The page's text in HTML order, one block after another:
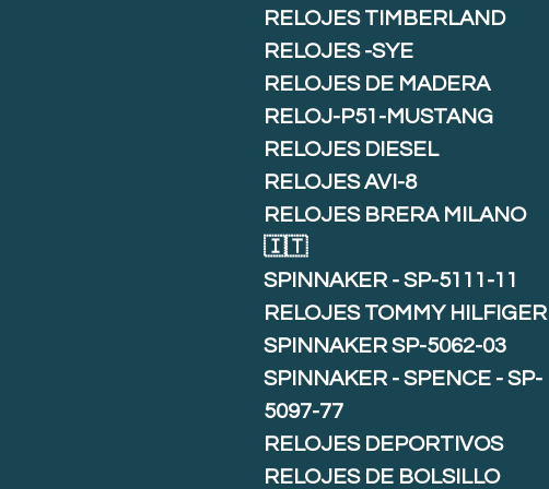
RELOJES TIMBERLAND
RELOJES -SYE
RELOJES DE MADERA
RELOJ-P51-MUSTANG
RELOJES DIESEL
RELOJES AVI-8
RELOJES BRERA MILANO
🇮🇹
SPINNAKER - SP-5111-11
RELOJES TOMMY HILFIGER
SPINNAKER SP-5062-03
SPINNAKER - SPENCE - SP-
5097-77
RELOJES DEPORTIVOS
RELOJES DE BOLSILLO